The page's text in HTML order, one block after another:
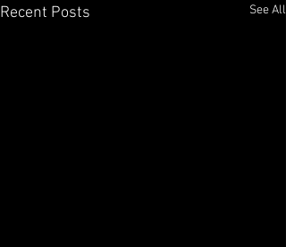
Recent Posts See All